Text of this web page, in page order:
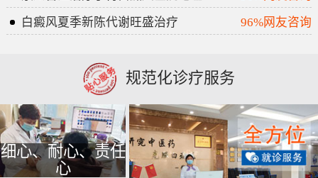
白癜风夏季新陈代谢旺盛治疗
96%网友咨询
规范化诊疗服务
细心、耐心、责任
心